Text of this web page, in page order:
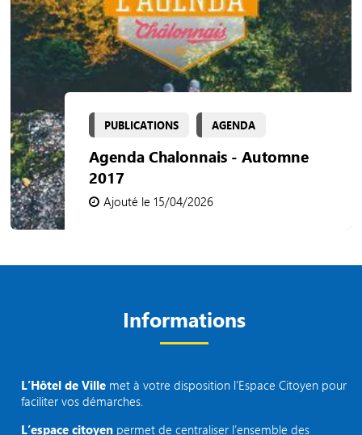
PUBLICATIONS AGENDA
Agenda Chalonnais - Automne
2017
Ajouté le 15/04/2026
Informations
L’Hôtel de Ville met à votre disposition l’Espace Citoyen pour
faciliter vos démarches.
L’espace citoyen permet de centraliser l’ensemble des